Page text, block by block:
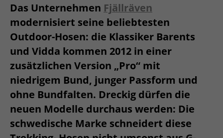
Das Unternehmen Fjällräven
modernisiert seine beliebtesten
Outdoor-Hosen: die Klassiker Barents
und Vidda kommen 2012 in einer
zusätzlichen Version „Pro“ mit
niedrigem Bund, junger Passform und
ohne Bundfalten. Dreckig dürfen die
neuen Modelle durchaus werden: Die
schwedische Marke schneidert diese